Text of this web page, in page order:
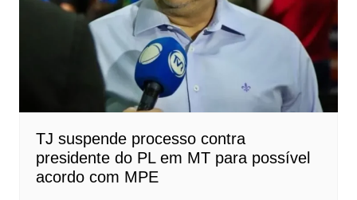
TJ suspende processo contra
presidente do PL em MT para possível
acordo com MPE